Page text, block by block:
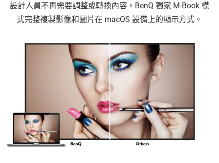
設計人員不再需要調整或轉換內容。BenQ 獨家 M-Book 模
式完整複製影像和圖片在 macOS 設備上的顯示方式。